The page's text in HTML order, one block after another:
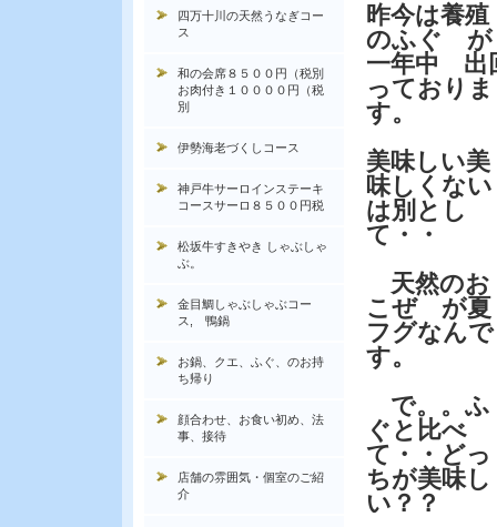
昨今は養殖
のふぐ が
一年中 出
っておりま
す。
美味しい美
味しくない
は別とし
て・・
天然のお
こぜ が夏
フグなんで
す。
で。。ふ
ぐと比べ
て・・どっ
ちが美味し
い？？
四万十川の天然うなぎコー
ス
和の会席８５００円（税別
お肉付き１００００円（税
別
伊勢海老づくしコース
神戸牛サーロインステーキ
コースサーロ８５００円税
松坂牛すきやき しゃぶしゃ
ぶ。
金目鯛しゃぶしゃぶコー
ス, 鴨鍋
お鍋、クエ、ふぐ、のお持
ち帰り
顔合わせ、お食い初め、法
事、接待
店舗の雰囲気・個室のご紹
介